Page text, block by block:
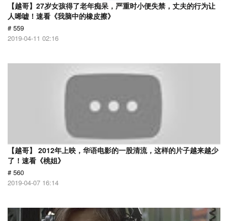
【越哥】27岁女孩得了老年痴呆，严重时小便失禁，丈夫的行为让
人唏嘘！速看《我脑中的橡皮擦》
# 559
2019-04-11 02:16
【越哥】 2012年上映，华语电影的一股清流，这样的片子越来越少
了！速看《桃姐》
# 560
2019-04-07 16:14